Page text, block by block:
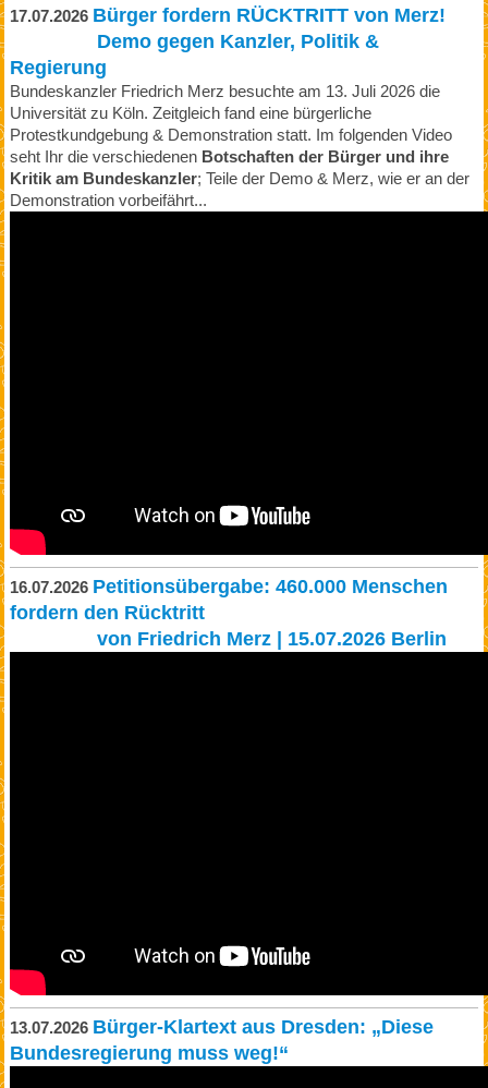
17.07.2026 Bürger fordern RÜCKTRITT von Merz!
Demo gegen Kanzler, Politik &
Regierung
Bundeskanzler Friedrich Merz besuchte am 13. Juli 2026 die
Universität zu Köln. Zeitgleich fand eine bürgerliche
Protestkundgebung & Demonstration statt. Im folgenden Video
seht Ihr die verschiedenen Botschaften der Bürger und ihre
Kritik am Bundeskanzler; Teile der Demo & Merz, wie er an der
Demonstration vorbeifährt...
16.07.2026 Petitionsübergabe: 460.000 Menschen
fordern den Rücktritt
von Friedrich Merz | 15.07.2026 Berlin
13.07.2026 Bürger-Klartext aus Dresden: „Diese
Bundesregierung muss weg!“